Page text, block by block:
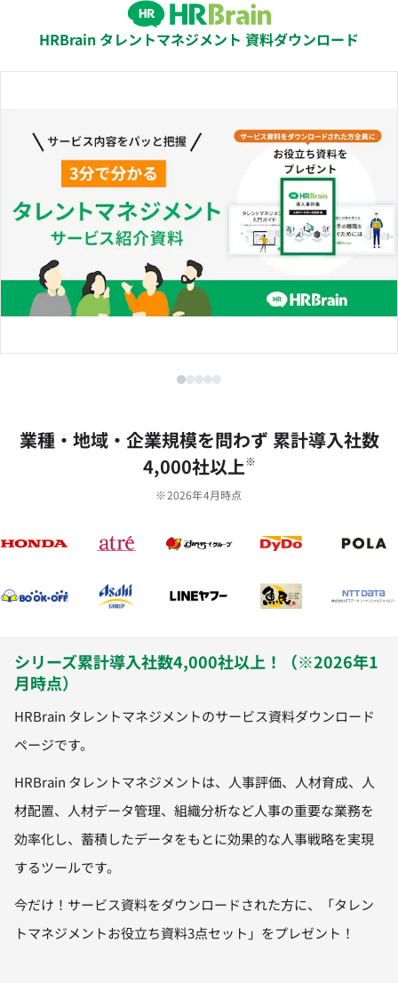
HRBrain タレントマネジメント 資料ダウンロード
業種‧地域‧企業規模を問わず 累計導⼊社数
4,000社以上※
※2026年4月時点
シリーズ累計導入社数4,000社以上！（※2026年1
月時点）
HRBrain タレントマネジメントのサービス資料ダウンロード
ページです。
HRBrain タレントマネジメントは、人事評価、人材育成、人
材配置、人材データ管理、組織分析など人事の重要な業務を
効率化し、蓄積したデータをもとに効果的な人事戦略を実現
するツールです。
今だけ！サービス資料をダウンロードされた方に、「タレン
トマネジメントお役立ち資料3点セット」をプレゼント！